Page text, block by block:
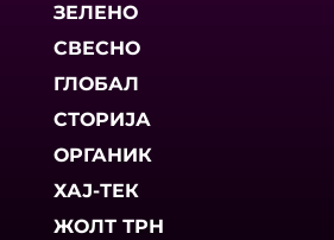
ЗЕЛЕНО
СВЕСНО
ГЛОБАЛ
СТОРИЈА
ОРГАНИК
ХАЈ-ТЕК
ЖОЛТ ТРН